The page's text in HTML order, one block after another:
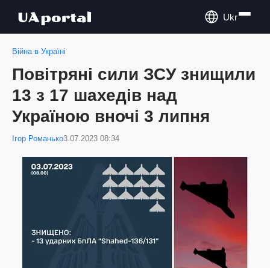
Ukr
Війна в Україні
Повітряні сили ЗСУ знищили
13 з 17 шахедів над
Україною вночі 3 липня
Ігор Романько3.07.2023 08:34